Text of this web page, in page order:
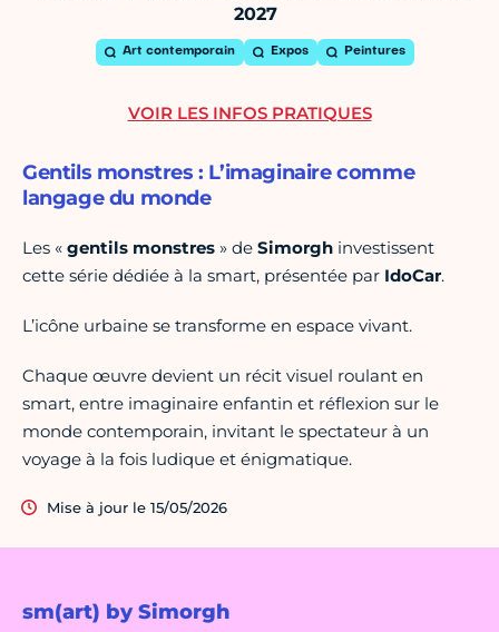
2027
Art contemporain Expos Peintures
sm(art) by Simorgh
Gentils monstres : L’imaginaire comme
langage du monde
Les « gentils monstres » de Simorgh investissent
cette série dédiée à la smart, présentée par IdoCar.
L’icône urbaine se transforme en espace vivant.
Chaque œuvre devient un récit visuel roulant en
smart, entre imaginaire enfantin et réflexion sur le
monde contemporain, invitant le spectateur à un
voyage à la fois ludique et énigmatique.
Mise à jour le 15/05/2026
VOIR LES INFOS PRATIQUES